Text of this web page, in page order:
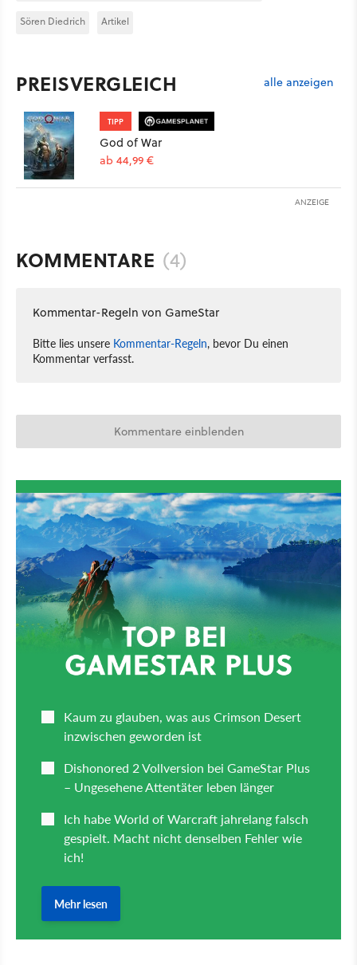
Sören Diedrich Artikel
PREISVERGLEICH alle anzeigen
TIPP
God of War
ab 44,99 €
ANZEIGE
KOMMENTARE (4)
Kommentar-Regeln von GameStar
Bitte lies unsere Kommentar-Regeln, bevor Du einen
Kommentar verfasst.
Kommentare einblenden